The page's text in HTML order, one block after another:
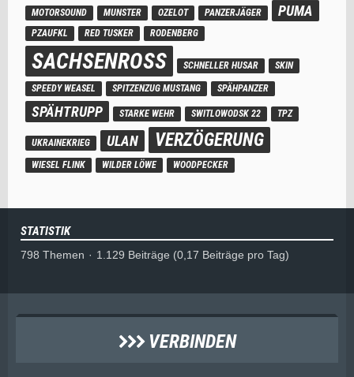
MOTORSOUND MUNSTER OZELOT PANZERJÄGER PUMA
PZAUFKL RED TUSKER RODENBERG
SACHSENROSS SCHNELLER HUSAR SKIN
SPEEDY WEASEL SPITZENZUG MUSTANG SPÄHPANZER
SPÄHTRUPP STARKE WEHR SWITLOWODSK 22 TPZ
UKRAINEKRIEG ULAN VERZÖGERUNG
WIESEL FLINK WILDER LÖWE WOODPECKER
STATISTIK
798 Themen 1.129 Beiträge (0,17 Beiträge pro Tag)
VERBINDEN